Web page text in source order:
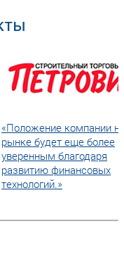
«Положение компании
рынке будет еще более
уверенным благодаря
развитию финансовых
технологий.»